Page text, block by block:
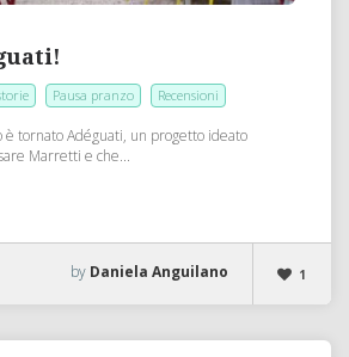
Pausa pranzo Recensioni
è tornato Adéguati, un progetto ideato
Marretti e che...
1
by Daniela Anguilano